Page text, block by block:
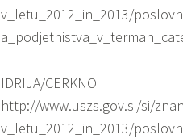
v_letu_2012_in_2013/
IDRIJA/CERKNO
http://www.uszs.gov.si/si/
v_letu_2012_in_2013/